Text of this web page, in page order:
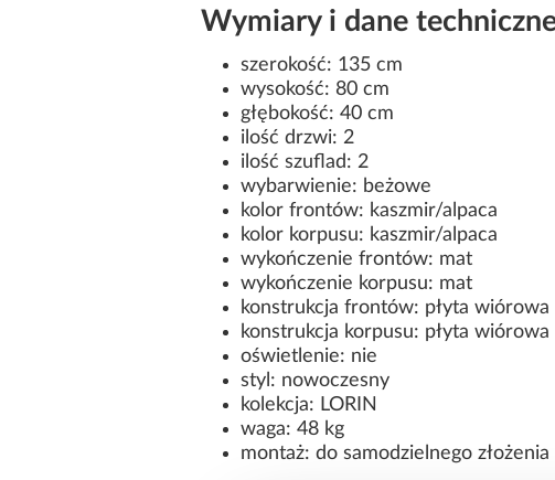
Wymiary i dane
szerokość: 135 cm
wysokość: 80 cm
głębokość: 40 cm
ilość drzwi: 2
ilość szuflad: 2
wybarwienie: beżowe
kolor frontów: kaszmir/alpaca
kolor korpusu: kaszmir/alpaca
wykończenie frontów: mat
wykończenie korpusu: mat
konstrukcja frontów: płyta wiórowa
konstrukcja korpusu: płyta wiórowa
oświetlenie: nie
styl: nowoczesny
kolekcja: LORIN
waga: 48 kg
montaż: do samodzielnego złożenia